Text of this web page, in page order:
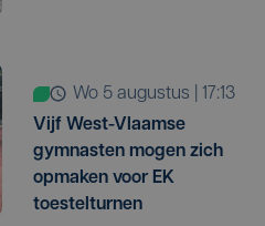
wo 5 augustus | 17:13
Vijf West-Vlaamse
gymnasten mogen zich
opmaken voor EK
toestelturnen